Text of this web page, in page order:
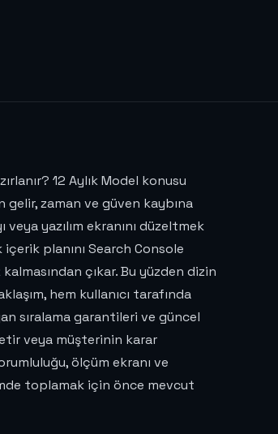
12 Aylık Model konusu
zaman ve güven kaybına
yazılım ekranını düzeltmek
planını Search Console
çıkar. Bu yüzden dizin
hem kullanıcı tarafında
sıralama garantileri ve güncel
veya müşterinin karar
ölçüm ekranı ve
toplamak için önce mevcut